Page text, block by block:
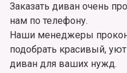
Заказать диван очень
нам по телефону.
Наши менеджеры
подобрать красивый,
диван для ваших нужд.